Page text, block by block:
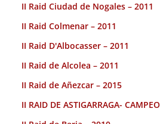
II Raid Ciudad de Nogales – 2011
II Raid Colmenar – 2011
II Raid D'Albocasser – 2011
II Raid de Alcolea – 2011
II Raid de Añezcar – 2015
II RAID DE ASTIGARRAGA-